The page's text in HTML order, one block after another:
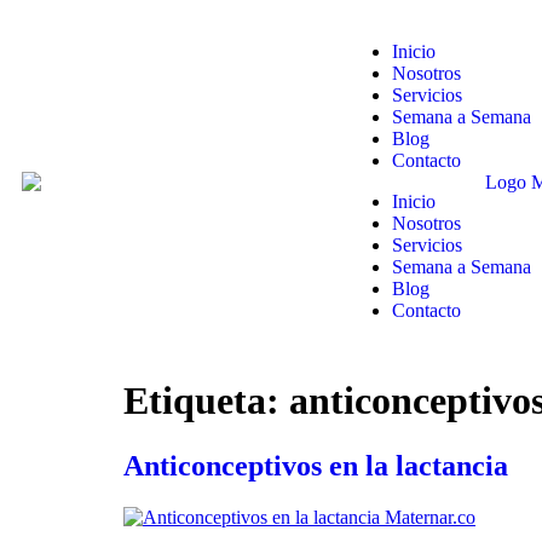
Inicio
Nosotros
Servicios
Semana a Semana
Blog
Contacto
Inicio
Nosotros
Servicios
Semana a Semana
Blog
Contacto
Etiqueta:
Anticonceptivos en la lactancia